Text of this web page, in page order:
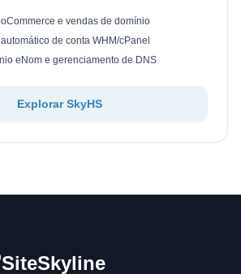
domínio, faturamento recorrente e…
e vendas de domínio
de conta WHM/cPanel
eNom e gerenciamento de DNS
Explorar SkyHS
SiteSkyline